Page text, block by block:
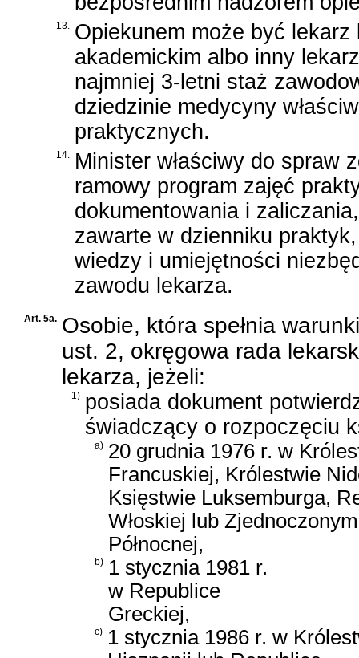
13. Opiekunem może być
akademickim albo inny
najmniej 3-letni staż
dziedzinie medycyny
praktycznych.
14. Minister właściwy do spraw
ramowy program zajęć
dokumentowania i
zawarte w dzienniku
wiedzy i umiejętności
zawodu lekarza.
Art. 5a. Osobie, która spełnia
ust. 2, okręgowa rada
lekarza, jeżeli:
1) posiada dokument
świadczący o rozpoczęciu
a) 20 grudnia 1976 r. w
Francuskiej, Królestwie
Księstwie Luksemburga,
Włoskiej lub
Północnej,
b) 1 stycznia 1981 r.
w Republice
Greckiej,
c) 1 stycznia 1986 r. w